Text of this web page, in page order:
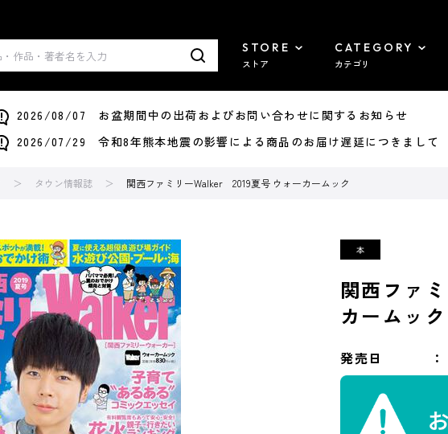
STORE
ストア
CATEGORY
カテゴリ
2026/08/07 お盆期間中の出荷およびお問い合わせに関するお知らせ
2026/07/29 令和8年熊本地震の影響による商品のお届け遅延につきまして
タウン情報誌 関西ファミリーWalker 2019夏号 ウォーカームック
関西ファ
カームック
発売日